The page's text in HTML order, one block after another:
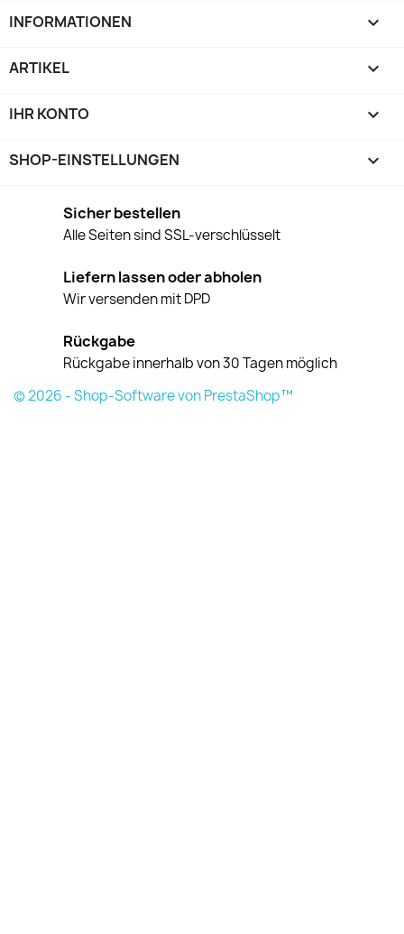
INFORMATIONEN 
ARTIKEL 
IHR KONTO 
SHOP-EINSTELLUNGEN keyboard_arrow_down
Sicher bestellen
Alle Seiten sind SSL-verschlüsselt
Liefern lassen oder abholen
Wir versenden mit DPD
Rückgabe
Rückgabe innerhalb von 30 Tagen möglich
© 2026 - Shop-Software von PrestaShop™